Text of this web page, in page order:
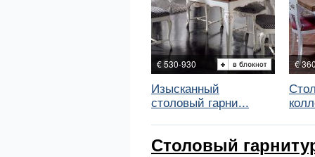
€ 530-930
Изысканный
столовый гарни...
€
Столовый